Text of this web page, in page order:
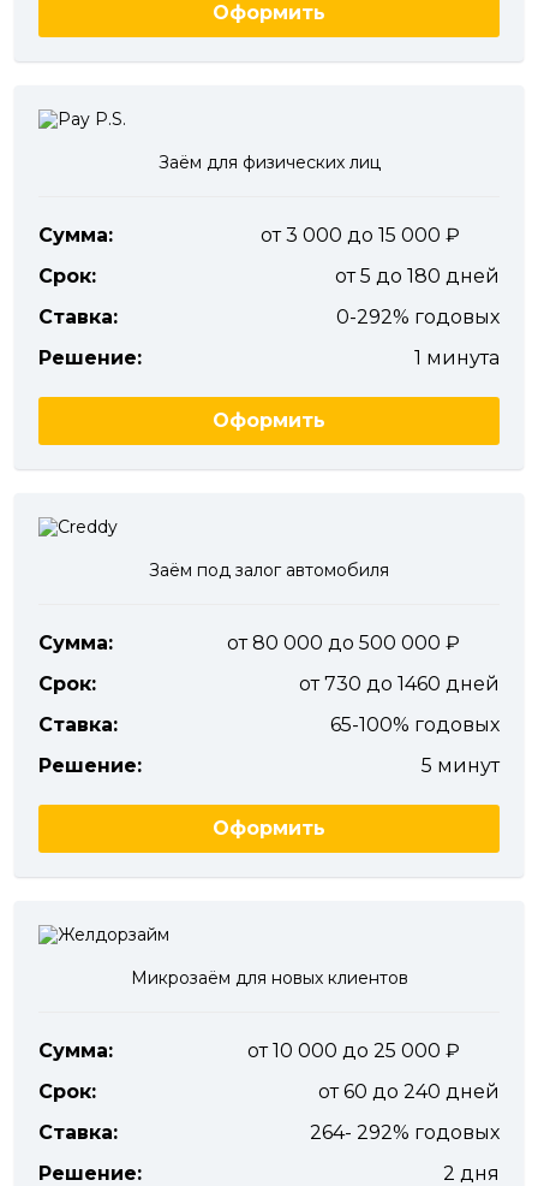
Оформить
Заём для физических лиц
Сумма:
от 3 000 до 15 000
Срок:
от 5 до 180 дней
Ставка:
0-292% годовых
Решение:
1 минута
Оформить
Заём под залог автомобиля
Сумма:
от 80 000 до 500 000
Срок:
от 730 до 1460 дней
Ставка:
65-100% годовых
Решение:
5 минут
Оформить
Микрозаём для новых клиентов
Сумма:
от 10 000 до 25 000
Срок:
от 60 до 240 дней
Ставка:
264- 292% годовых
Решение:
2 дня